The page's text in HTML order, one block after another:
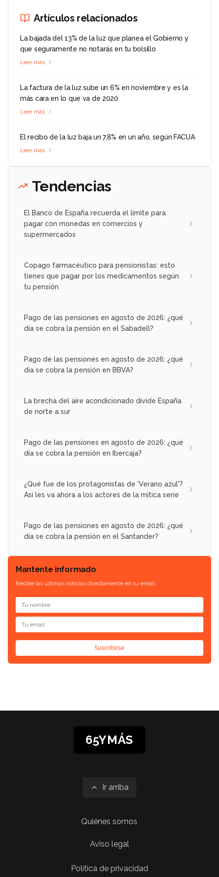
Artículos relacionados
La bajada del 13% de la luz que planea el Gobierno y
que seguramente no notarás en tu bolsillo
Leer más
La factura de la luz sube un 6% en noviembre y es la
más cara en lo que va de 2020
Leer más
El recibo de la luz baja un 7,8% en un año, según FACUA
Leer más
Tendencias
El Banco de España recuerda el límite para
pagar con monedas en comercios y
supermercados
Copago farmacéutico para pensionistas: esto
tienes que pagar por los medicamentos según
tu pensión
Pago de las pensiones en agosto de 2026: ¿qué
día se cobra la pensión en el Sabadell?
Pago de las pensiones en agosto de 2026: ¿qué
día se cobra la pensión en BBVA?
La brecha del aire acondicionado divide España
de norte a sur
Pago de las pensiones en agosto de 2026: ¿qué
día se cobra la pensión en Ibercaja?
¿Qué fue de los protagonistas de 'Verano azul'?
Así les va ahora a los actores de la mítica serie
Pago de las pensiones en agosto de 2026: ¿qué
día se cobra la pensión en el Santander?
Mantente informado
Recibe las últimas noticias directamente en tu email.
Suscribirse
65YMÁS
Ir arriba
Quiénes somos
Aviso legal
Política de privacidad